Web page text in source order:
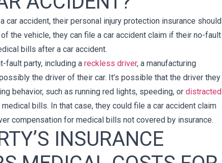
car accident, their personal injury protection insurance should
the vehicle, they can file a car accident claim if their no-fault
bills after a car accident.
fault party, including a reckless driver, a manufacturing
the driver of their car. It’s possible that the driver they
behavior, such as running red lights, speeding, or distracted
bills. In that case, they could file a car accident claim
compensation for medical bills not covered by insurance.
INSURANCE